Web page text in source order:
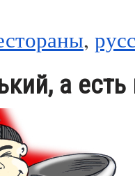
,
а есть